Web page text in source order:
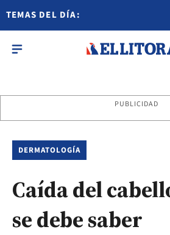
TEMAS DEL DÍA:
PUBLICIDAD
DERMATOLOGÍA
Caída del
se debe saber